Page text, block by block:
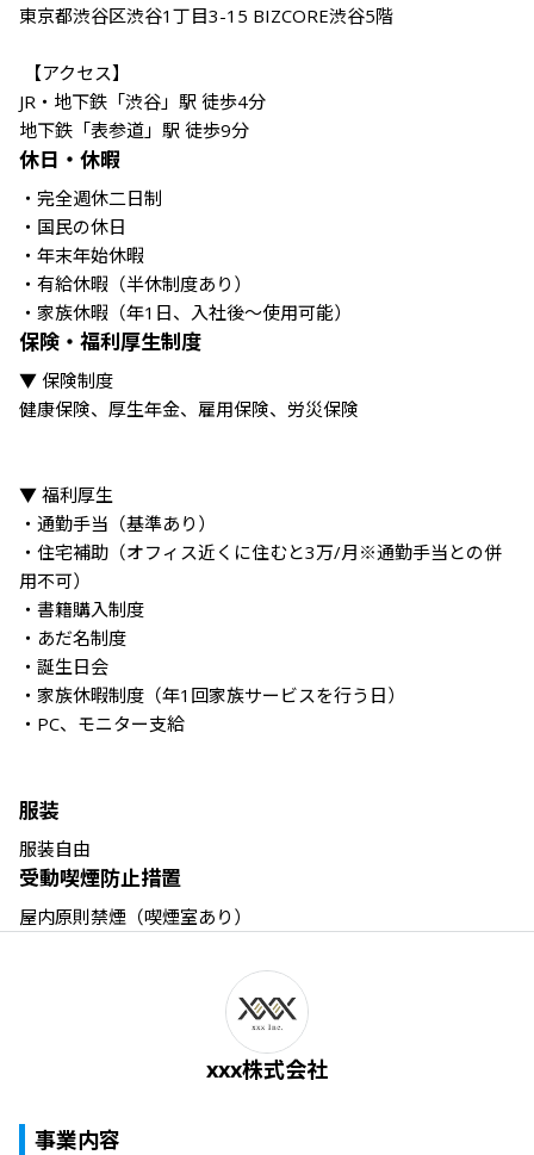
東京都渋谷区渋谷1丁目3-15 BIZCORE渋谷5階
JR・地下鉄「渋谷」駅 徒歩4分
地下鉄「表参道」駅 徒歩9分
休日・休暇
・完全週休二日制
・国民の休日
・年末年始休暇
・有給休暇（半休制度あり）
・家族休暇（年1日、入社後～使用可能）
保険・福利厚生制度
▼ 保険制度
健康保険、厚生年金、雇用保険、労災保険
▼ 福利厚生
・通勤手当（基準あり）
・住宅補助（オフィス近くに住むと3万/月※通勤手当との併
用不可）
・書籍購入制度
・あだ名制度
・誕生日会
・家族休暇制度（年1回家族サービスを行う日）
・PC、モニター支給
服装
服装自由
受動喫煙防止措置
屋内原則禁煙（喫煙室あり）
xxx株式会社
事業内容